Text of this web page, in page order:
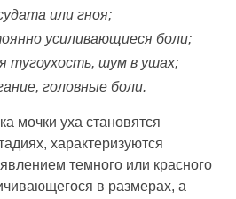
или гноя;
усиливающиеся боли;
тугоухость, шум в ушах;
головные боли.
мочки уха становятся
характеризуются
темного или красного
в размерах, а